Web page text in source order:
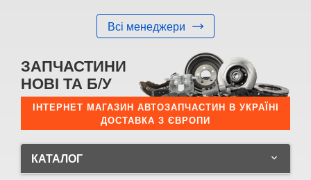
Всі менеджери
ЗАПЧАСТИНИ
НОВІ ТА Б/У
ІНТЕРНЕТ МАГАЗИН АВТОЗАПЧАСТИН В УКРАЇНІ
ДОСТАВКА З ЄВРОПИ
КАТАЛОГ keyboard_arrow_down